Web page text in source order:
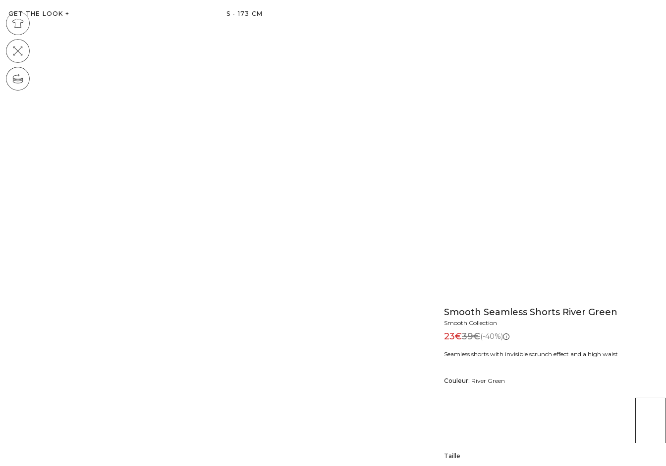
GET THE LOOK + S - 173 CM
Smooth Seamless Shorts River Green
Smooth Collection
23€39€(-40%)
Seamless shorts with invisible scrunch effect and a high waist
Couleur: River Green
Taille